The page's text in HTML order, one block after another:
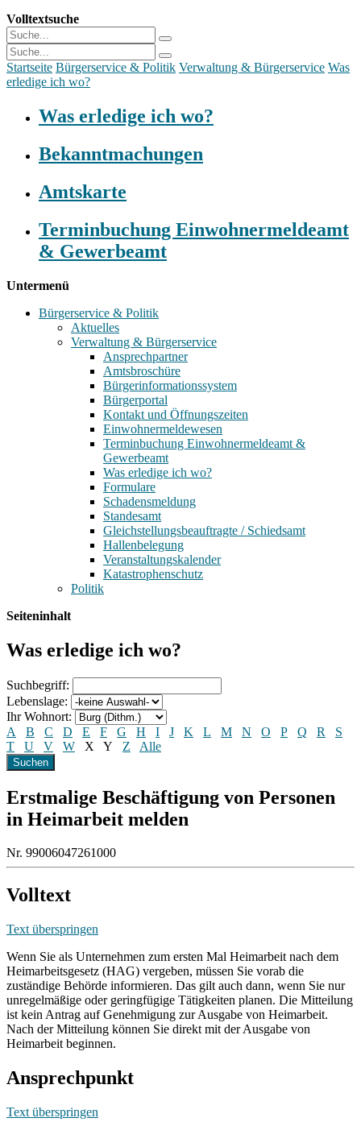
Volltextsuche
Startseite Bürgerservice & Politik Verwaltung & Bürgerservice Was
erledige ich wo?
Was erledige ich wo?
Bekanntmachungen
Amtskarte
Terminbuchung Einwohnermeldeamt
& Gewerbeamt
Untermenü
Bürgerservice & Politik
Aktuelles
Verwaltung & Bürgerservice
Ansprechpartner
Amtsbroschüre
Bürgerinformationssystem
Bürgerportal
Kontakt und Öffnungszeiten
Einwohnermeldewesen
Terminbuchung Einwohnermeldeamt &
Gewerbeamt
Was erledige ich wo?
Formulare
Schadensmeldung
Standesamt
Gleichstellungsbeauftragte / Schiedsamt
Hallenbelegung
Veranstaltungskalender
Katastrophenschutz
Politik
Seiteninhalt
Was erledige ich wo?
Suchbegriff:
Lebenslage:
Ihr Wohnort:
A
B C D E F G H I J K L M N O P Q R
S
T
U V W X Y Z Alle
Erstmalige Beschäftigung von Personen
in Heimarbeit melden
Nr. 99006047261000
Volltext
Text überspringen
Wenn Sie als Unternehmen zum ersten Mal Heimarbeit nach dem
Heimarbeitsgesetz (HAG) vergeben, müssen Sie vorab die
zuständige Behörde informieren. Das gilt auch dann, wenn Sie nur
unregelmäßige oder geringfügige Tätigkeiten planen. Die Mitteilung
ist kein Antrag auf Genehmigung zur Ausgabe von Heimarbeit.
Nach der Mitteilung können Sie direkt mit der Ausgabe von
Heimarbeit beginnen.
Ansprechpunkt
Text überspringen